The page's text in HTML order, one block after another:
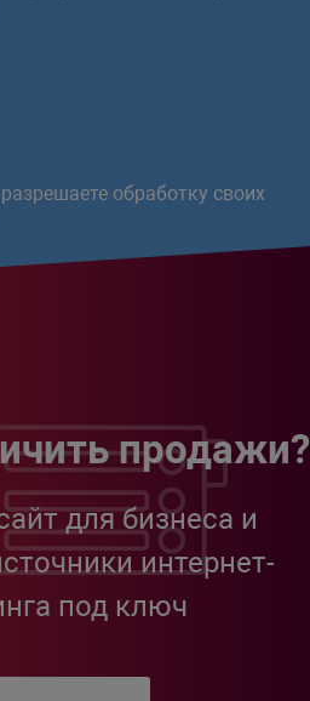
обработку своих
продажи?
для бизнеса и
интернет-
под ключ